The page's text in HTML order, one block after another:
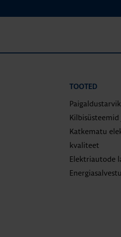
TOOTED
Katkematu
kvaliteet
Elektriautode